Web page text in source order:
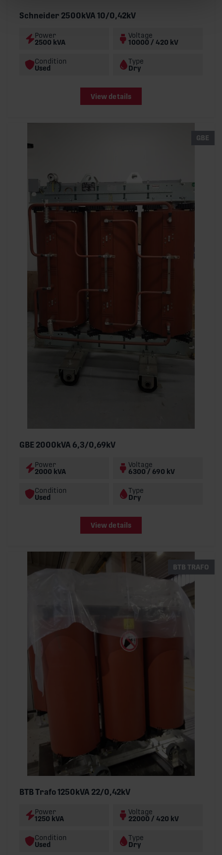
Schneider 2500kVA 10/0,42kV
Power
2500 kVA
Voltage
10000 / 420 kV
Condition
Used
Type
Dry
View details
GBE
GBE 2000kVA 6,3/0,69kV
Power
2000 kVA
Voltage
6300 / 690 kV
Condition
Used
Type
Dry
View details
BTB TRAFO
BTB Trafo 1250kVA 22/0,42kV
Power
1250 kVA
Voltage
22000 / 420 kV
Condition
Used
Type
Dry